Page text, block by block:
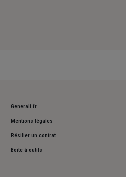
Generali.fr
Mentions légales
Résilier un contrat
Boite à outils